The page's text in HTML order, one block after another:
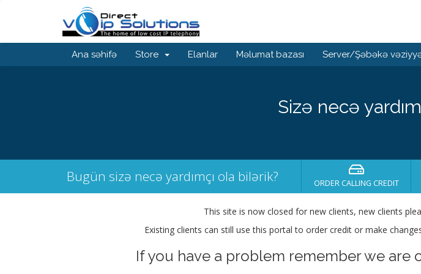
Ana səhifə Store Elanlar Məlumat bazası Server/Şəbəkə
Sizə necə
Bugün sizə necə yardımçı ola bilərik? ORDER CALLING CREDIT
This site is now closed for new clients, new clients
Existing clients can still use this portal to order credit or make
If you have a problem remember we are